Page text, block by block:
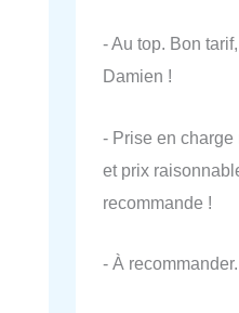
- Au top. Bon
Damien !
- Prise en charge
et prix
recommande !
- À recommander.